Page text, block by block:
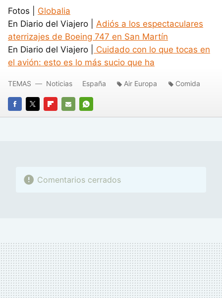
Fotos | Globalia
En Diario del Viajero | Adiós a los espectaculares
aterrizajes de Boeing 747 en San Martín
En Diario del Viajero |
Cuidado con lo que tocas en
el avión: esto es lo más sucio que ha
FACEBOOK
TWITTERFLIPBOARD
E-
WHATSAPP
TEMAS Noticias España Air Europa Comida
Comentarios cerrados